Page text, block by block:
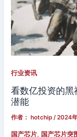
行业资讯
看数亿投资的
潜能
作者： hotchip/2024
国产芯片, 国产芯片突